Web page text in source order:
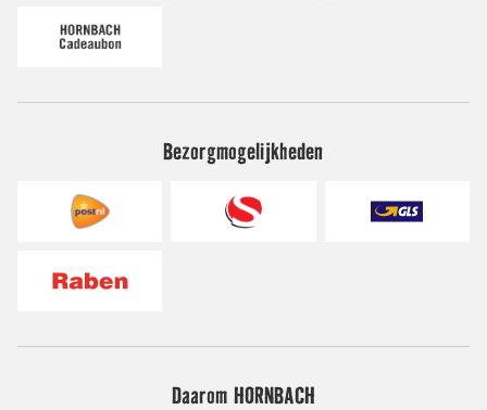
Bezorgmogelijkheden
Daarom HORNBACH